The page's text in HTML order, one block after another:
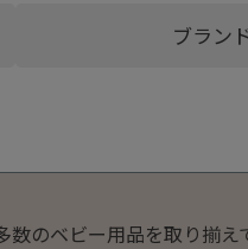
ブラン
のベビー用品を取り揃え